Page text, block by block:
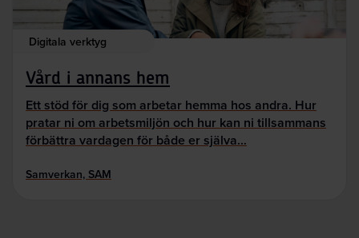
Digitala verktyg
Vård i annans hem
Ett stöd för dig som arbetar hemma hos andra. Hur
pratar ni om arbetsmiljön och hur kan ni tillsammans
förbättra vardagen för både er själva…
Samverkan, SAM